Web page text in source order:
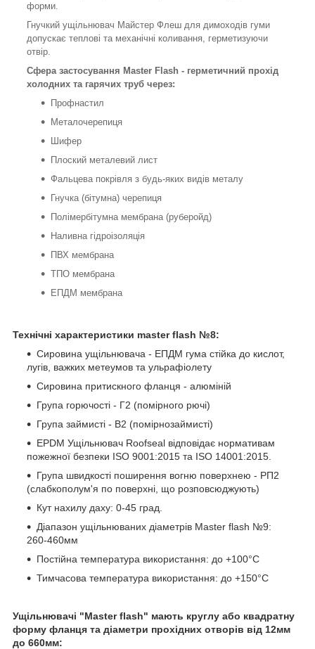
форми.
Гнучкий ущільнювач Майстер Флеш для димоходів гуми
допускає теплові та механічні коливання, герметизуючи
отвір.
Сфера застосування Master Flash - герметичний прохід
холодних та гарячих труб через:
Профнастил
Металочерепиця
Шифер
Плоский металевий лист
Фальцева покрівля з будь-яких видів металу
Гнучка (бітумна) черепиця
Полімербітумна мембрана (руберойд)
Наливна гідроізоляція
ПВХ мембрана
ТПО мембрана
ЕПДМ мембрана
Технічні характеристики master flash №8:
Сировина ущільнювача - ЕПДМ гума стійка до кислот,
лугів, важких метеумов та ульрафіолету
Сировина притискного фланця - алюміній
Група горючості - Г2 (помірного рючі)
Група займисті - В2 (помірнозаймисті)
EPDM Ущільнювач Roofseal відповідає нормативам
пожежної безпеки ISO 9001:2015 та ISO 14001:2015.
Група швидкості поширення вогню поверхнею - РП2
(слабкополум'я по поверхні, що розповсюджують)
Кут нахилу даху: 0-45 град.
Діапазон ущільнюваних діаметрів Master flash №9:
260-460мм
Постійна температура використання: до +100°С
Тимчасова температура використання: до +150°С
Ущільнювачі "Master flash" мають круглу або квадратну
форму фланця та діаметри прохідних отворів від 12мм
до 660мм: